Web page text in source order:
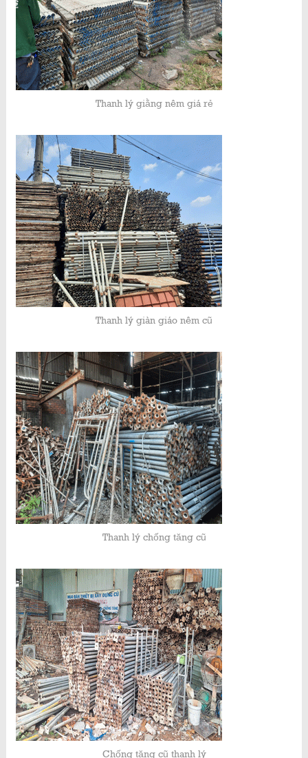
Thanh lý giằng nêm giá rẻ
Thanh lý giàn giáo nêm cũ
Thanh lý chống tăng cũ
Chống tăng cũ thanh lý